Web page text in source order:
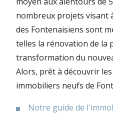
nombreux projets visant
des Fontenaisiens sont
telles la rénovation de la
transformation du
Alors, prêt à découvrir
immobiliers neufs de
Notre guide de